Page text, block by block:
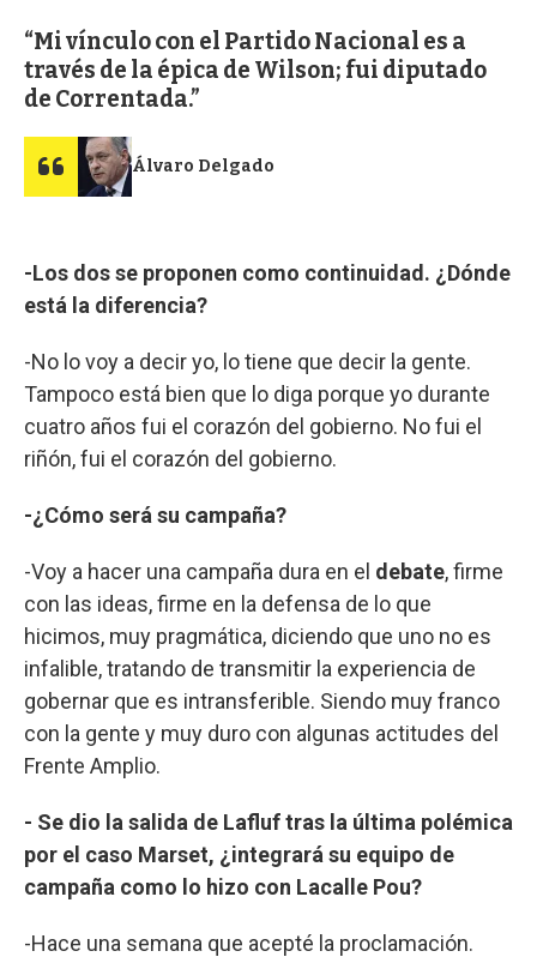
Mi vínculo con el Partido Nacional es a
través de la épica de Wilson; fui diputado
de Correntada.
Álvaro Delgado
-Los dos se proponen como continuidad. ¿Dónde
está la diferencia?
-No lo voy a decir yo, lo tiene que decir la gente.
Tampoco está bien que lo diga porque yo durante
cuatro años fui el corazón del gobierno. No fui el
riñón, fui el corazón del gobierno.
-¿Cómo será su campaña?
-Voy a hacer una campaña dura en el debate, firme
con las ideas, firme en la defensa de lo que
hicimos, muy pragmática, diciendo que uno no es
infalible, tratando de transmitir la experiencia de
gobernar que es intransferible. Siendo muy franco
con la gente y muy duro con algunas actitudes del
Frente Amplio.
- Se dio la salida de Lafluf tras la última polémica
por el caso Marset, ¿integrará su equipo de
campaña como lo hizo con Lacalle Pou?
-Hace una semana que acepté la proclamación.